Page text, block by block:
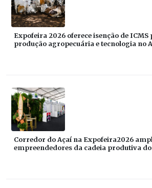
Expofeira 2026 oferece isenção de
produção agropecuária e tecnologia no
Corredor do Açaí na Expofeira2026
empreendedores da cadeia produtiva